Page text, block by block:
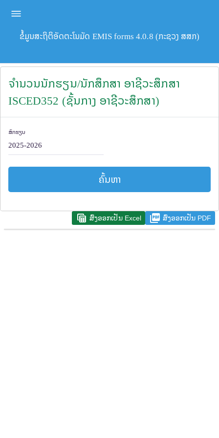
ຂໍ້ມູນສະຖິຕິອັດຕະໂນມັດ EMIS forms 4.0.8 (ກະຊວງ ສສກ)
ຈຳນວນນັກຮຽນ/ນັກສຶກສາ ອາຊີວະສຶກສາ
ISCED352 (ຊັ້ນກາງ ອາຊີວະສຶກສາ)
ສົກຮຽນ
ຄົ້ນຫາ
table_view ສົ່ງອອກເປັນ Excel picture_as_pdf ສົ່ງອອກເປັນ PDF